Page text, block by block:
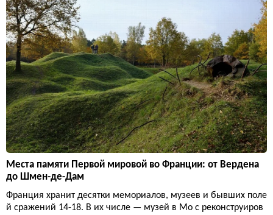
Места памяти Первой мировой во Франции: от Вердена
до Шмен-де-Дам
Франция хранит десятки мемориалов, музеев и бывших поле
й сражений 14-18. В их числе — музей в Мо с реконструиров